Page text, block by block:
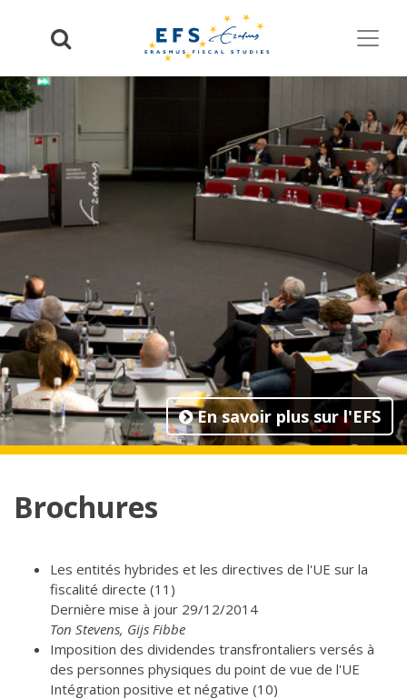
En savoir plus sur l'EFS
Brochures
Les entités hybrides et les directives de l'UE sur la
fiscalité directe (11)
Dernière mise à jour 29/12/2014
Ton Stevens, Gijs Fibbe
Imposition des dividendes transfrontaliers versés à
des personnes physiques du point de vue de l'UE
Intégration positive et négative (10)